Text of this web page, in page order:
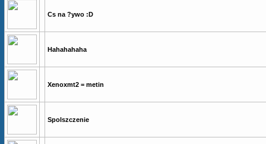
Cs na ?ywo :D
Hahahahaha
Xenoxmt2 = metin
Spolszczenie